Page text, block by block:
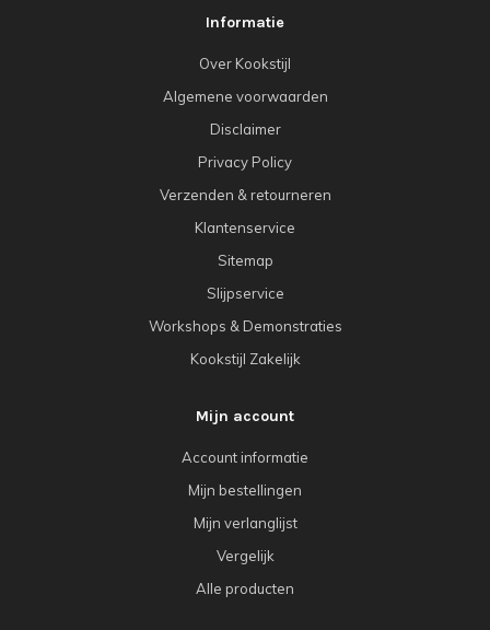
Informatie
Over Kookstijl
Algemene voorwaarden
Disclaimer
Privacy Policy
Verzenden & retourneren
Klantenservice
Sitemap
Slijpservice
Workshops & Demonstraties
Kookstijl Zakelijk
Mijn account
Account informatie
Mijn bestellingen
Mijn verlanglijst
Vergelijk
Alle producten